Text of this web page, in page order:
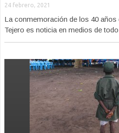
24 febrero, 2021
La conmemoración de los 40 años
Tejero es noticia en medios de